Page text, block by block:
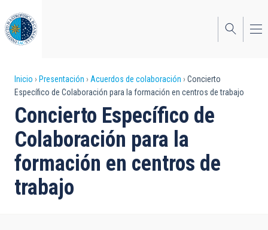
al
contenido
principal
Sobrescribir
enlaces
de
ayuda
a
la
Inicio Presentación Acuerdos de colaboración
Concierto
Específico de Colaboración para la formación en centros de trabajo
Concierto Específico de
Colaboración para la
formación en centros de
trabajo